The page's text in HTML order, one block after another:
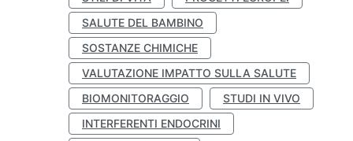
SALUTE DEL BAMBINO
SOSTANZE CHIMICHE
VALUTAZIONE IMPATTO SULLA SALUTE
BIOMONITORAGGIO
STUDI IN VIVO
INTERFERENTI ENDOCRINI